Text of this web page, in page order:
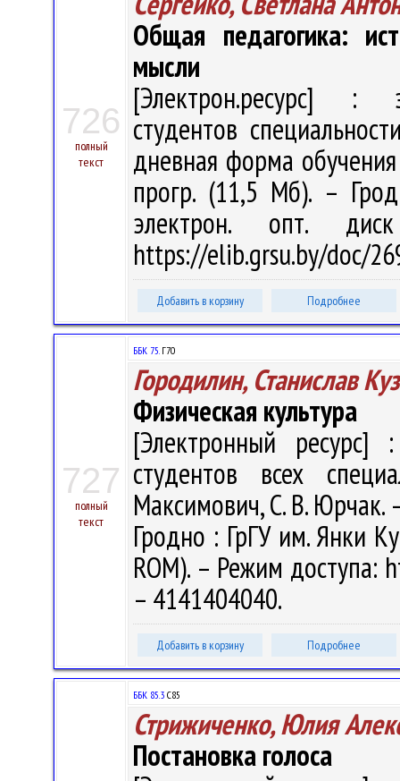
726
полный
текст
Общая педагогика:
мысли
[Электрон.ресурс] :
студентов
дневная форма
прогр. (11,5 Мб). –
электрон. опт.
https://elib.grsu.by/doc/
Добавить в корзину Подробнее
727
полный
текст
ББК 75.Г70
Городилин, Станислав
Физическая культура
[Электронный ресурс]
студентов всех
Максимович, С. В. Юрчак.
Гродно : ГрГУ им. Янки
ROM). – Режим доступа:
– 4141404040.
Добавить в корзину Подробнее
ББК 85.3 С85
Стрижиченко, Юлия
Постановка голоса